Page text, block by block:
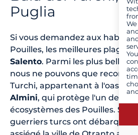
Puglia
Si vous demandez aux
Pouilles, les meilleures plages
Salento. Parmi les plus belles
nous ne pouvons que
Turchi, appartenant à l'oasis
Almini, qui protège l'un des
écosystèmes des Pouilles.
guerriers turcs ont débarqué